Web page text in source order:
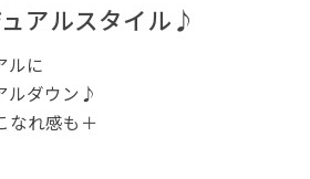
アルスタイル♪
ルに
ルダウン♪
なれ感も＋